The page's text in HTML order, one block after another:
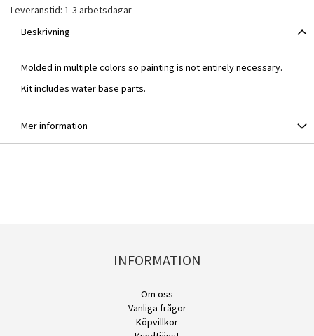
Leveranstid: 1-3 arbetsdagarGrand Ship Collection: Red-Force
Beskrivning
Molded in multiple colors so painting is not entirely necessary.
Kit includes water base parts.
Mer information
INFORMATION
Om oss
Vanliga frågor
Köpvillkor